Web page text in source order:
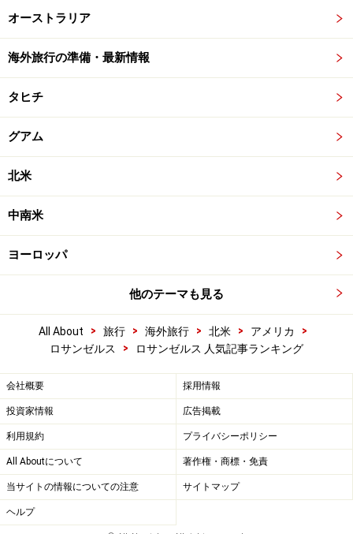
オーストラリア
海外旅行の準備・最新情報
タヒチ
グアム
北米
中南米
ヨーロッパ
他のテーマも見る
All About > 旅行 > 海外旅行 > 北米 > アメリカ
>
ロサンゼルス
> ロサンゼルス 人気記事ランキング
会社概要 採用情報
投資家情報 広告掲載
利用規約 プライバシーポリシー
All Aboutについて 著作権・商標・免責
当サイトの情報についての注意 サイトマップ
ヘルプ